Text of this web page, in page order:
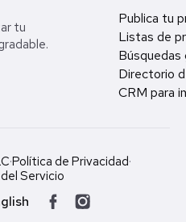
tu
Publica tu
Listas de
Búsquedas
Directorio
CRM para
·Política de Privacidad·
Servicio